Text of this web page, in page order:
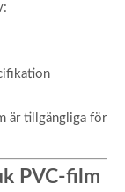
är tillgängliga för
PVC-film